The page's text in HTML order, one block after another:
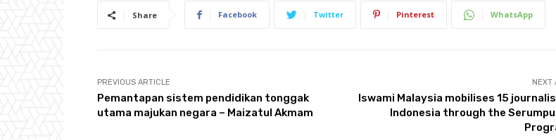
Share Facebook Twitter Pinterest WhatsApp
PREVIOUS ARTICLE
Pemantapan sistem pendidikan tonggak
utama majukan negara – Maizatul Akmam
NEXT
Iswami Malaysia mobilises 15
Indonesia through the